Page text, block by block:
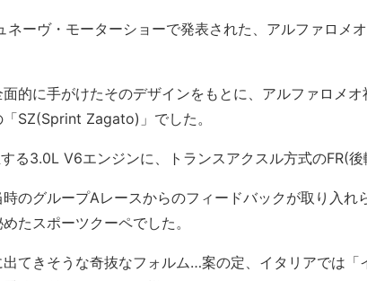
ネーヴ・モーターショーで発表された、アルファロメ
的に手がけたそのデザインをもとに、アルファロメ
SZ(Sprint Zagato)」でした。
る3.0L V6エンジンに、トランスアクスル方式のFR(後
のグループAレースからのフィードバックが取り入れ
たスポーツクーペでした。
てきそうな奇抜なフォルム…案の定、イタリアでは「